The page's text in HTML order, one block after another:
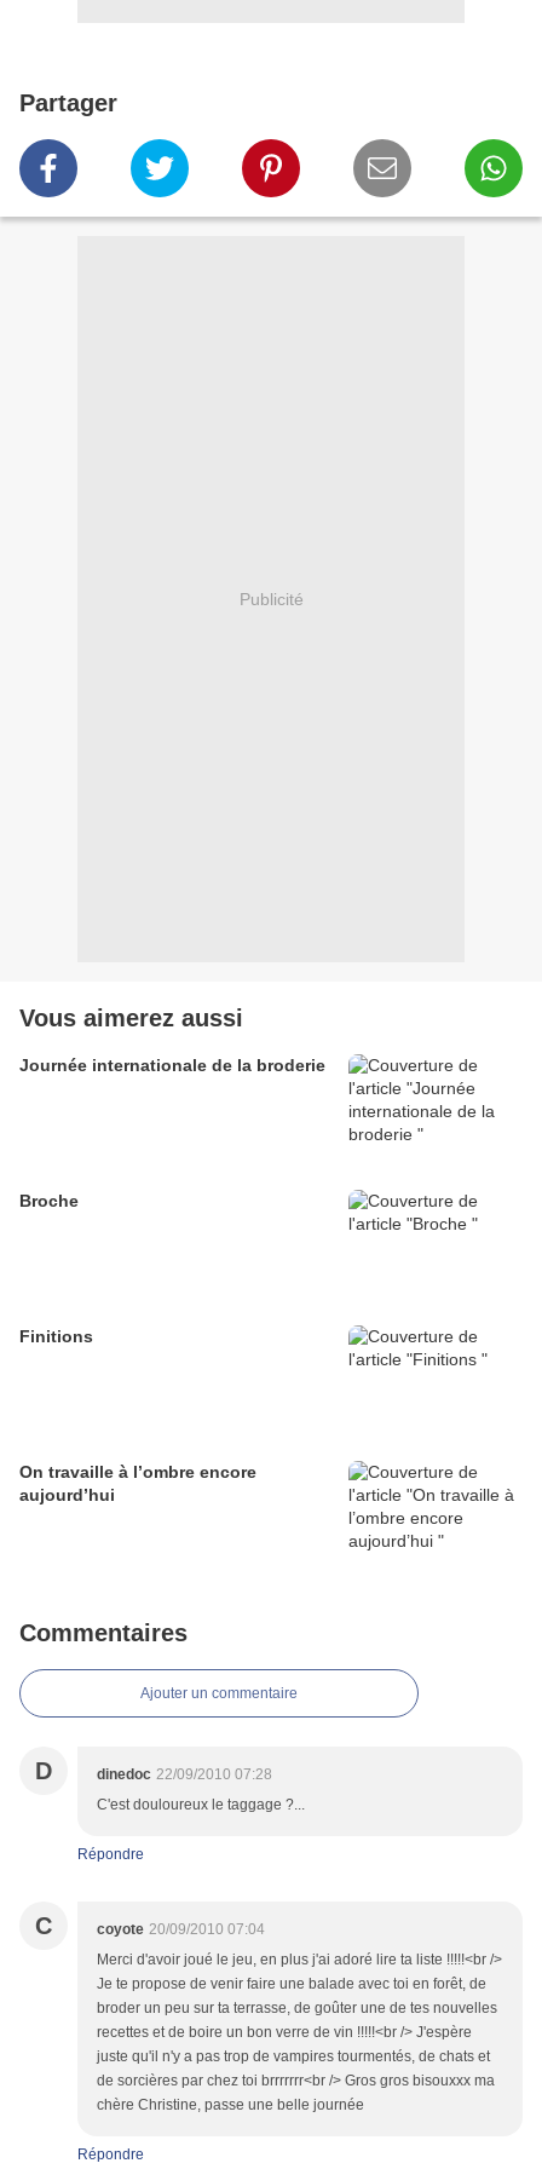
Partager
Publicité
Vous aimerez aussi
Journée internationale de la broderie
Broche
Finitions
On travaille à l’ombre encore
aujourd’hui
Commentaires
Ajouter un commentaire
D dinedoc 22/09/2010 07:28
C'est douloureux le taggage ?...
Répondre
C coyote 20/09/2010 07:04
Merci d'avoir joué le jeu, en plus j'ai adoré lire ta liste !!!!!<br />
Je te propose de venir faire une balade avec toi en forêt, de
broder un peu sur ta terrasse, de goûter une de tes nouvelles
recettes et de boire un bon verre de vin !!!!!<br /> J'espère
juste qu'il n'y a pas trop de vampires tourmentés, de chats et
de sorcières par chez toi brrrrrrr<br /> Gros gros bisouxxx ma
chère Christine, passe une belle journée
Répondre